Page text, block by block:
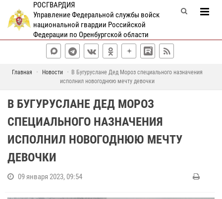
РОСГВАРДИЯ
Управление Федеральной службы войск
национальной гвардии Российской
Федерации по Оренбургской области
Главная Новости
В Бугуруслане Дед Мороз специального назначения
исполнил новогоднюю мечту девочки
В БУГУРУСЛАНЕ ДЕД МОРОЗ
СПЕЦИАЛЬНОГО НАЗНАЧЕНИЯ
ИСПОЛНИЛ НОВОГОДНЮЮ МЕЧТУ
ДЕВОЧКИ
09 января 2023, 09:54